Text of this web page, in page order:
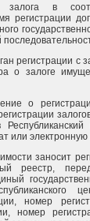
в
регистрации
регистрации с
о залоге
о
или электронную
заносит
реестр,
номер
номер